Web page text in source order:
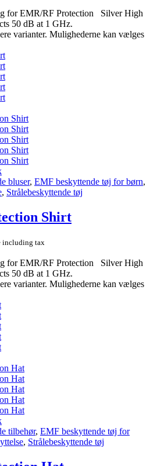
for EMR/RF Protection Silver High
50 dB at 1 GHz.
varianter. Mulighederne kan vælges
bluser, EMF beskyttende tøj for børn,
, Strålebeskyttende tøj
Shirt
including tax
for EMR/RF Protection Silver High
50 dB at 1 GHz.
varianter. Mulighederne kan vælges
tilbehør, EMF beskyttende tøj for
, Strålebeskyttende tøj